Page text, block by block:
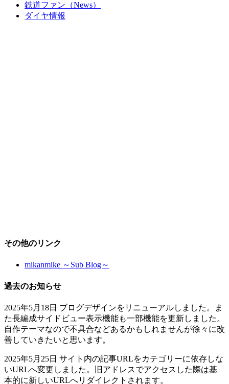
鉄道ファン（News）
ダイヤ情報
その他のリンク
mikanmike ～Sub Blog～
過去のお知らせ
2025年5月18日 ブログデザインをリニューアルしました。ま
た長編成サイドビュー表示機能も一部機能を更新しました。
自作テーマなので不具合などあるかもしれませんが徐々に改
善していきたいと思います。
2025年5月25日 サイト内の記事URLをカテゴリーに依存しな
いURLへ変更しました。旧アドレスでアクセスした際は基
本的に新しいURLへリダイレクトされます。